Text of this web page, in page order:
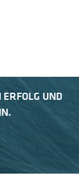
UND